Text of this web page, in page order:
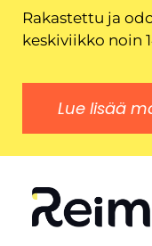
Rakastettu ja
keskiviikko noin
Lue lisää